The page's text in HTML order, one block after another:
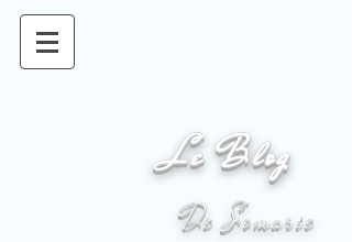
Le Blog
De Somarie